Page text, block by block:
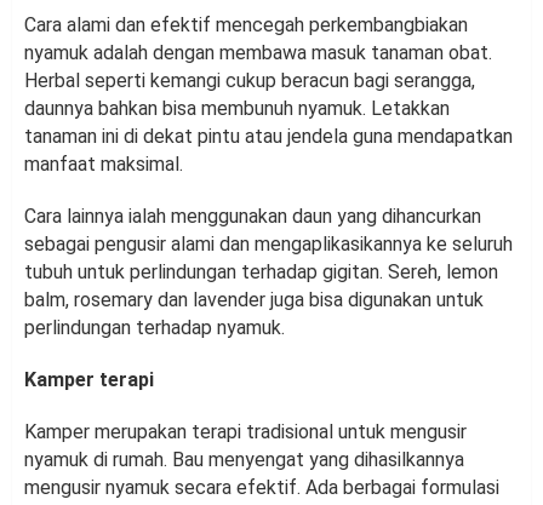
Cara alami dan efektif mencegah perkembangbiakan
nyamuk adalah dengan membawa masuk tanaman obat.
Herbal seperti kemangi cukup beracun bagi serangga,
daunnya bahkan bisa membunuh nyamuk. Letakkan
tanaman ini di dekat pintu atau jendela guna mendapatkan
manfaat maksimal.
Cara lainnya ialah menggunakan daun yang dihancurkan
sebagai pengusir alami dan mengaplikasikannya ke seluruh
tubuh untuk perlindungan terhadap gigitan. Sereh, lemon
balm, rosemary dan lavender juga bisa digunakan untuk
perlindungan terhadap nyamuk.
Kamper terapi
Kamper merupakan terapi tradisional untuk mengusir
nyamuk di rumah. Bau menyengat yang dihasilkannya
mengusir nyamuk secara efektif. Ada berbagai formulasi